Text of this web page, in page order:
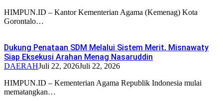
HIMPUN.ID – Kantor Kementerian Agama (Kemenag) Kota
Gorontalo…
Dukung Penataan SDM Melalui Sistem Merit, Misnawaty
Siap Eksekusi Arahan Menag Nasaruddin
DAERAHJuli 22, 2026Juli 22, 2026
HIMPUN.ID – Kementerian Agama Republik Indonesia mulai
mematangkan…